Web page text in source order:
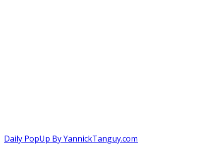
Daily PopUp By YannickTanguy.com